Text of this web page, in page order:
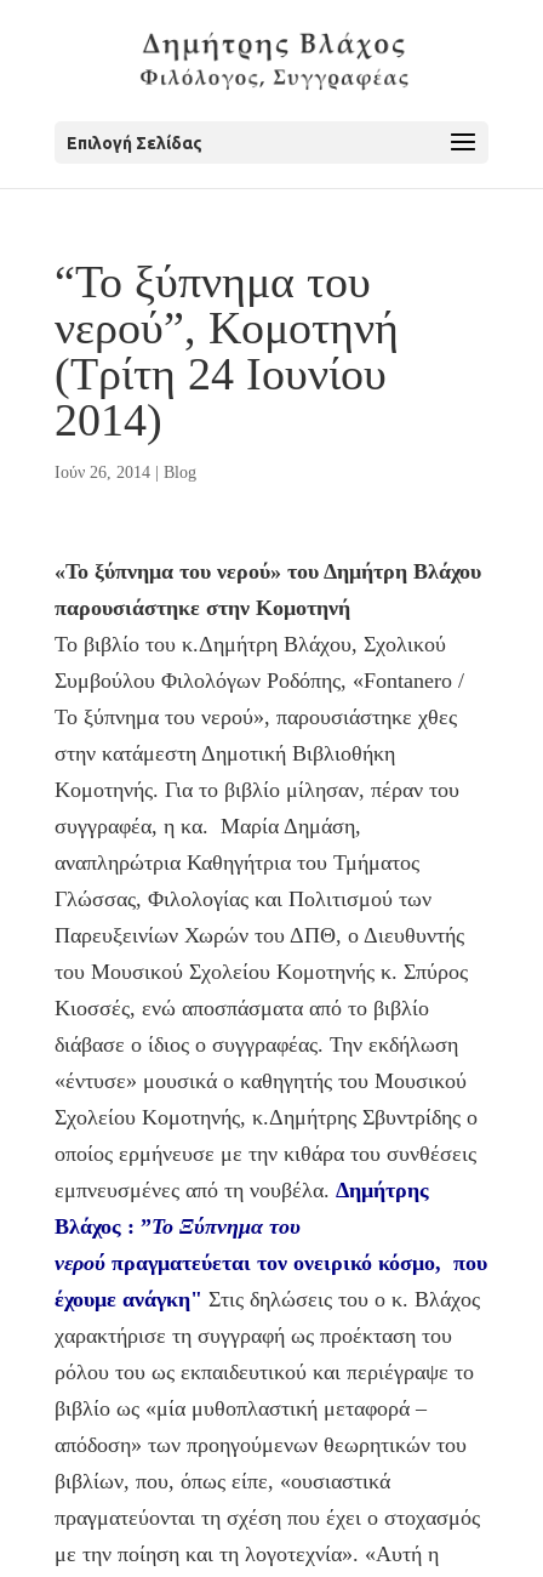
Επιλογή Σελίδας
“Το ξύπνημα του
νερού”, Κομοτηνή
(Τρίτη 24 Ιουνίου
2014)
Ιούν 26, 2014| Blog
«Το ξύπνημα του νερού» του Δημήτρη Βλάχου
παρουσιάστηκε στην Κομοτηνή
Το βιβλίο του κ.Δημήτρη Βλάχου, Σχολικού
Συμβούλου Φιλολόγων Ροδόπης, «Fontanero /
Το ξύπνημα του νερού», παρουσιάστηκε χθες
στην κατάμεστη Δημοτική Βιβλιοθήκη
Κομοτηνής. Για το βιβλίο μίλησαν, πέραν του
συγγραφέα, η κα. Μαρία Δημάση,
αναπληρώτρια Καθηγήτρια του Τμήματος
Γλώσσας, Φιλολογίας και Πολιτισμού των
Παρευξεινίων Χωρών του ΔΠΘ, ο Διευθυντής
του Μουσικού Σχολείου Κομοτηνής κ. Σπύρος
Κιοσσές, ενώ αποσπάσματα από το βιβλίο
διάβασε ο ίδιος ο συγγραφέας. Την εκδήλωση
«έντυσε» μουσικά ο καθηγητής του Μουσικού
Σχολείου Κομοτηνής, κ.Δημήτρης Σβυντρίδης ο
οποίος ερμήνευσε με την κιθάρα του συνθέσεις
εμπνευσμένες από τη νουβέλα. Δημήτρης
Βλάχος : ”Το Ξύπνημα του
νερούπραγματεύεται τον ονειρικό κόσμο, που
έχουμε ανάγκη" Στις δηλώσεις του ο κ. Βλάχος
χαρακτήρισε τη συγγραφή ως προέκταση του
ρόλου του ως εκπαιδευτικού και περιέγραψε το
βιβλίο ως «μία μυθοπλαστική μεταφορά –
απόδοση» των προηγούμενων θεωρητικών του
βιβλίων, που, όπως είπε, «ουσιαστικά
πραγματεύονται τη σχέση που έχει ο στοχασμός
με την ποίηση και τη λογοτεχνία». «Αυτή η